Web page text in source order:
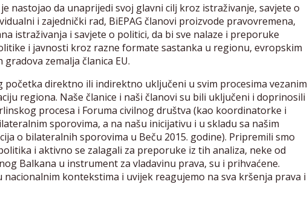
nastojao da unaprijedi svoj glavni cilj kroz istraživanje, savjete o
i zajednički rad, BiEPAG članovi proizvode pravovremena,
istraživanja i savjete o politici, da bi sve nalaze i preporuke
i javnosti kroz razne formate sastanka u regionu, evropskim
zemalja članica EU.
početka direktno ili indirektno uključeni u svim procesima vezanim
regiona. Naše članice i naši članovi su bili uključeni i doprinosili
procesa i Foruma civilnog društva (kao koordinatorke i
sporovima, a na našu inicijativu i u skladu sa našim
o bilateralnih sporovima u Beču 2015. godine). Pripremili smo
i aktivno se zalagali za preporuke iz tih analiza, neke od
Balkana u instrument za vladavinu prava, su i prihvaćene.
kontekstima i uvijek reagujemo na sva kršenja prava i